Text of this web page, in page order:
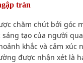
tràn
chăm chút bởi góc
sáng tạo của người
khắc và cảm xúc
được nhận xét là